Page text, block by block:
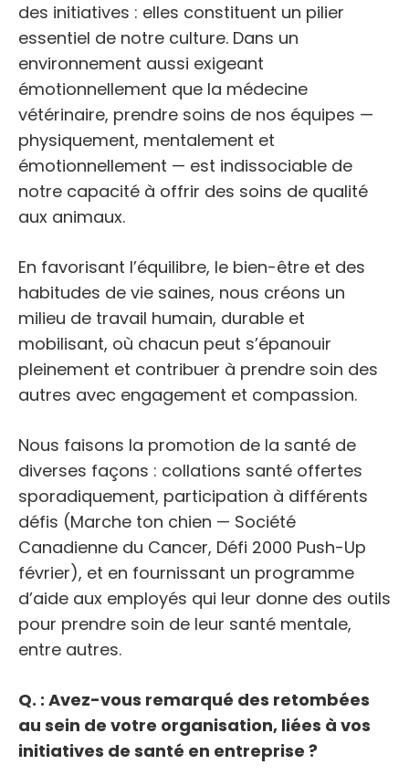
des initiatives : elles constituent un pilier
essentiel de notre culture. Dans un
environnement aussi exigeant
émotionnellement que la médecine
vétérinaire, prendre soins de nos équipes —
physiquement, mentalement et
émotionnellement — est indissociable de
notre capacité à offrir des soins de qualité
aux animaux.
En favorisant l’équilibre, le bien-être et des
habitudes de vie saines, nous créons un
milieu de travail humain, durable et
mobilisant, où chacun peut s’épanouir
pleinement et contribuer à prendre soin des
autres avec engagement et compassion.
Nous faisons la promotion de la santé de
diverses façons : collations santé offertes
sporadiquement, participation à différents
défis (Marche ton chien — Société
Canadienne du Cancer, Défi 2000 Push-Up
février), et en fournissant un programme
d’aide aux employés qui leur donne des outils
pour prendre soin de leur santé mentale,
entre autres.
Q. : Avez-vous remarqué des retombées
au sein de votre organisation, liées à vos
initiatives de santé en entreprise ?